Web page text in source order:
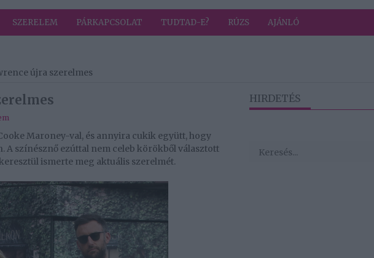
SZERELEM PÁRKAPCSOLAT TUDTAD-E? RÚZS AJÁNLÓ
újra szerelmes
Maroney-val, és annyira cukik együtt, hogy
A színésznő ezúttal nem celeb körökből választott
ismerte meg aktuális szerelmét.
HIRDETÉS